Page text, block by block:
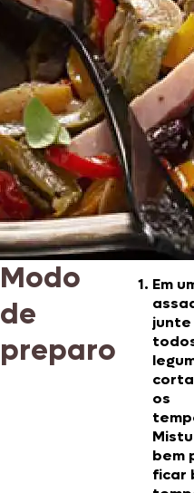
Modo
de
preparo
Em
junte
os
bem
ficar